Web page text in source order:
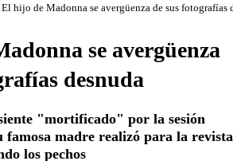
El hijo de Madonna se avergüenza de sus fotografías
se avergüenza
desnuda
"mortificado" por la sesión
famosa madre realizó para la revista
los pechos